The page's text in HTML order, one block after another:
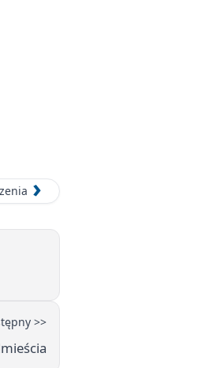
>>